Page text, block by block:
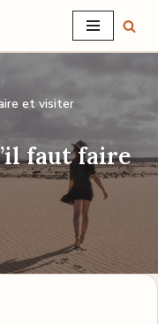
et visiter
faut faire